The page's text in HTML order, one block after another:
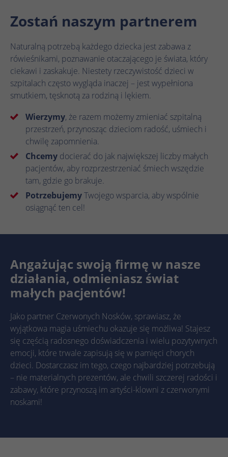
Zostań naszym partnerem
Naturalną potrzebą każdego dziecka jest zabawa z
rówieśnikami, poznawanie otaczającego je świata, który
ciekawi i zaskakuje. Niestety rzeczywistość dzieci w
szpitalach często wygląda inaczej – jest wypełniona
smutkiem, tęsknotą za rodziną i lękiem.
Wierzymy, że razem możemy zmieniać szpitalną
przestrzeń, przynosząc dzieciom radość, uśmiech i
chwilę zapomnienia.
Chcemy docierać do jak największej liczby małych
pacjentów, aby rozprzestrzeniać śmiech wszędzie
tam, gdzie go brakuje.
PotrzebujemyTwojego wsparcia, aby wspólnie
osiągnąć ten cel!
Angażując swoją firmę w nasze
działania, odmieniasz świat
małych pacjentów!
Jako partner Czerwonych Nosków, sprawiasz, że
wyjątkowa magia uśmiechu okazuje się możliwa! Stajesz
się częścią radosnego doświadczenia i wielu pozytywnych
emocji, które trwale zapisują się w pamięci chorych
dzieci. Dostarczasz im tego, czego najbardziej potrzebują
– nie materialnych prezentów, ale chwili szczerej radości i
zabawy, które przynoszą im artyści-klowni z czerwonymi
noskami!
wygenerowany identyfikator służący do
wprowadzonych ustawień, jeśli operator
strony internetowej tak to skonfigurował.
Dostawca Google Analytics
Czas
trwania
1 rok 1 miesiąc 4 dni
Zamiar
przechowywania i liczenia odsłon strony.
Nazwa _clck
Dostawca Microsoft Clarity
Czas
trwania
1 rok
Zamiar
dla tej witryny. Gwarantuje to, że działania
podejmowane podczas kolejnych wizyt na
tej samej stronie zostaną powiązane z tym
samym identyfikatorem użytkownika.
Nazwa _clsk
Dostawca Microsoft Clarity
Czas
trwania
1 dzień
Nazwa _gcl_au
Czas
trwania
3 miesiące
Google Tag Manager ustawia ten plik
efektywnością reklam witryn internetowych
korzystających z ich usług.
Nazwa IDE
Dostawca Google DoubleClick
Czas
trwania
13 miesięcy
Targetowanie/remarketing, pomiar